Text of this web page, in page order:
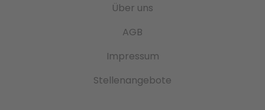
Über uns
AGB
Impressum
Stellenangebote